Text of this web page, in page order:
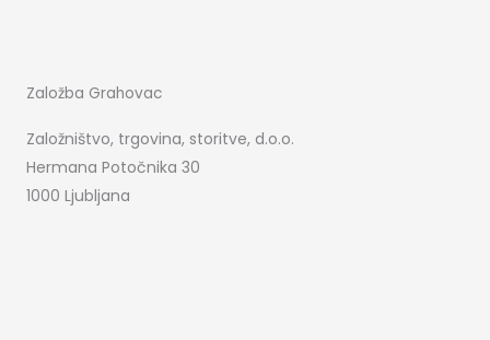
Založba Grahovac
Založništvo, trgovina, storitve, d.o.o.
Hermana Potočnika 30
1000 Ljubljana